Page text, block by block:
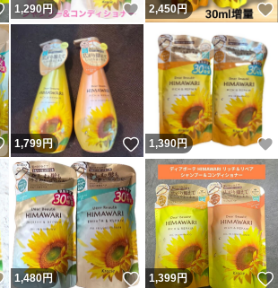
いいね！
1,290円 いいね！
2,450円
いいね！
1,799円 いいね！
1,390円
いいね！
1,480円 いいね！
1,399円